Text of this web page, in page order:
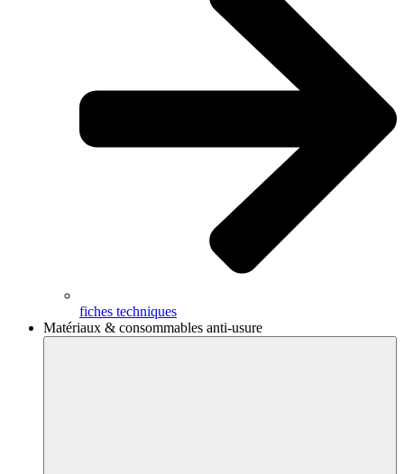
fiches techniques
Matériaux & consommables anti-usure